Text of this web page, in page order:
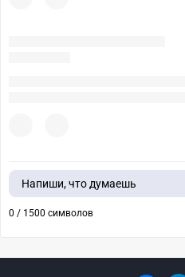
Напиши, что думаешь
0 / 1500 символов